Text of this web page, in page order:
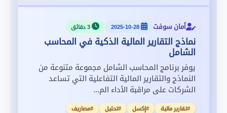
أمان سوفت 2025-10-28
نماذج التقارير المالية الذكية في المحاسب
الشامل
يوفر برنامج المحاسب الشامل مجموعة متنوعة من
النماذج والتقارير المالية التفاعلية التي تساعد
الشركات على مراقبة الأداء الم...
#تقارير مالية #إكسل #تحليل #مصاريف